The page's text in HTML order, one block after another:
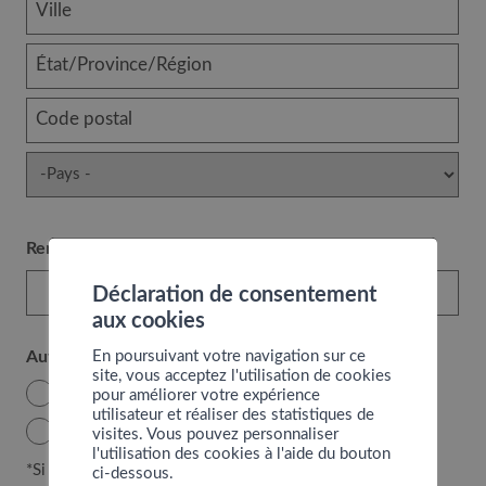
Remarque
Autre propriétaire ou copropriétaire
*Si propriétaire(s) supplémentaire(s)
Déclaration de consentement
aux cookies
En poursuivant votre navigation sur ce
site, vous acceptez l'utilisation de cookies
pour améliorer votre expérience
utilisateur et réaliser des statistiques de
visites. Vous pouvez personnaliser
l'utilisation des cookies à l'aide du bouton
ci-dessous.